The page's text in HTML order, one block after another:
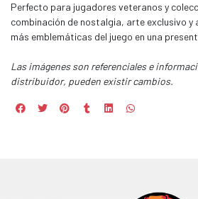
Perfecto para jugadores veteranos y
combinación de nostalgia, arte exclusivo y
más emblemáticas del juego en una
Las imágenes son referenciales e
distribuidor, pueden existir cambios.